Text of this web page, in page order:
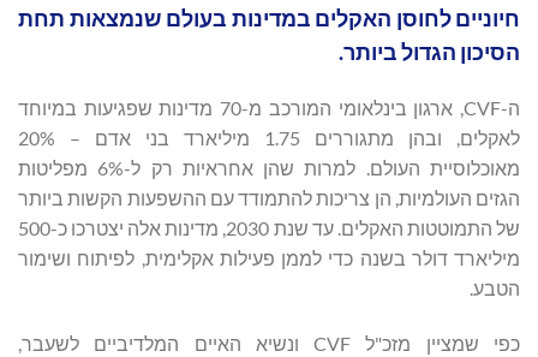
חיוניים לחוסן האקלים במדינות בעולם שנמצאות תחת
הסיכון הגדול ביותר.
ה-CVF, ארגון בינלאומי המורכב מ-70 מדינות שפגיעות במיוחד
לאקלים, ובהן מתגוררים 1.75 מיליארד בני אדם – 20%
מאוכלוסיית העולם. למרות שהן אחראיות רק ל-6% מפליטות
הגזים העולמיות, הן צריכות להתמודד עם ההשפעות הקשות ביותר
של התמוטטות האקלים. עד שנת 2030, מדינות אלה יצטרכו כ-500
מיליארד דולר בשנה כדי לממן פעילות אקלימית, לפיתוח ושימור
הטבע.
כפי שמציין מזכ"ל CVF ונשיא האיים המלדיביים לשעבר,